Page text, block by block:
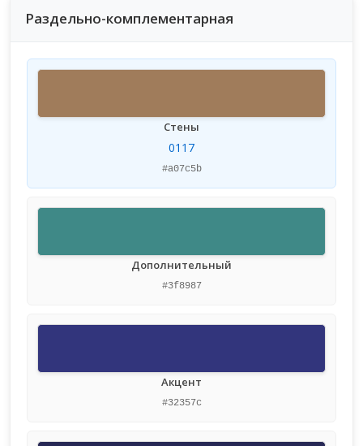
Раздельно-комплементарная
Стены
0117
#a07c5b
Дополнительный
#3f8987
Акцент
#32357c